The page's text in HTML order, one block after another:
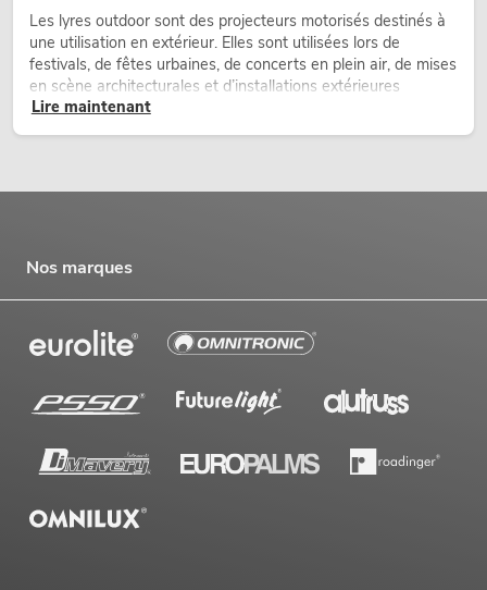
Les lyres outdoor sont des projecteurs motorisés destinés à
une utilisation en extérieur. Elles sont utilisées lors de
festivals, de fêtes urbaines, de concerts en plein air, de mises
en scène architecturales et d’installations extérieures
temporaires.
Lire maintenant
Nos marques